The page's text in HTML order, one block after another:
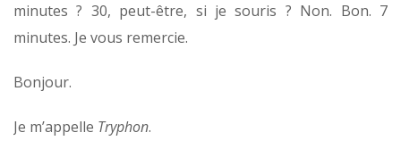
minutes ? 30, peut-être, si je souris ? Non. Bon. 7
minutes. Je vous remercie.
Bonjour.
Je m’appelle Tryphon.